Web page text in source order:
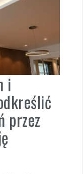
i
przez